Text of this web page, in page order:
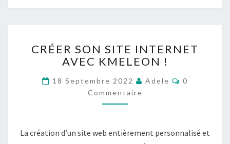
R
É
R
S
O
S
CRÉER SON SITE INTERNET
AVEC KMELEON !
18 Septembre 2022 Adele
C
O
A
0
Commentaire
La création d’un site web entièrement personnalisé et